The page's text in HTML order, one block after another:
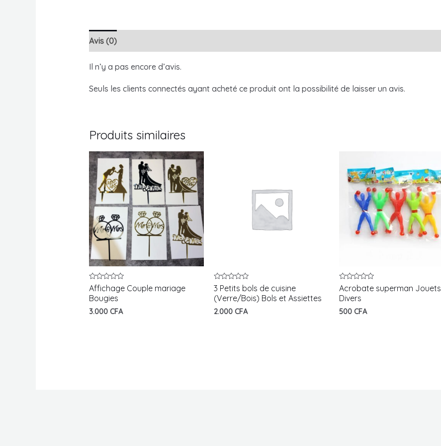
Avis (0)
Il n’y a pas encore d’avis.
Seuls les clients connectés ayant acheté ce produit ont la possibilité de laisser un avis.
Produits similaires
Note
0
sur
Affichage Couple mariage
Bougies
3.000 CFA
Note
0
sur
3 Petits bols de cuisine
(Verre/Bois) Bols et Assiettes
2.000CFA
Note
0
sur
Acrobate superman Jouets
Divers
500 CFA